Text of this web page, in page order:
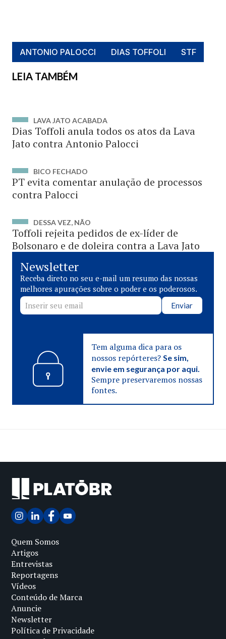
ANTONIO PALOCCI DIAS TOFFOLI STF
LEIA TAMBÉM
LAVA JATO ACABADA
Dias Toffoli anula todos os atos da Lava
Jato contra Antonio Palocci
BICO FECHADO
PT evita comentar anulação de processos
contra Palocci
DESSA VEZ, NÃO
Toffoli rejeita pedidos de ex-líder de
Bolsonaro e de doleira contra a Lava Jato
Newsletter
Receba direto no seu e-mail um resumo das nossas
melhores apurações sobre o poder e os poderosos.
Enviar
Tem alguma dica para os
nossos repórteres? Se sim,
envie em segurança por aqui.
Sempre preservaremos nossas
fontes.
Quem Somos
Artigos
Entrevistas
Reportagens
Vídeos
Conteúdo de Marca
Anuncie
Newsletter
Política de Privacidade